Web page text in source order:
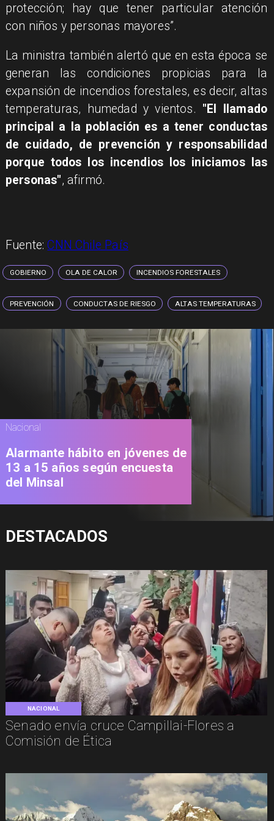
protección; hay que tener particular atención
con niños y personas mayores”.
La ministra también alertó que en esta época se
generan las condiciones propicias para la
expansión de incendios forestales, es decir, altas
temperaturas, humedad y vientos. "El llamado
principal a la población es a tener conductas
de cuidado, de prevención y responsabilidad
porque todos los incendios los iniciamos las
personas", afirmó.
Fuente:CNN Chile País
GOBIERNO OLA DE CALOR INCENDIOS FORESTALES
PREVENCIÓN CONDUCTAS DE RIESGO ALTAS TEMPERATURAS
NACIONAL
Senado envía cruce Campillai-Flores a
Comisión de Ética
Nacional
Alarmante hábito en jóvenes de
13 a 15 años según encuesta
del Minsal
DESTACADOS